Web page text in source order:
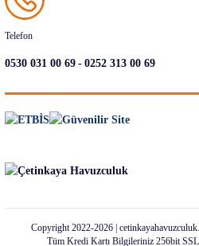
Telefon
0530 031 00 69-0252 313 00 69
Copyright 2022-2026 |
Tüm Kredi Kartı Bilgileriniz 256bit SSL